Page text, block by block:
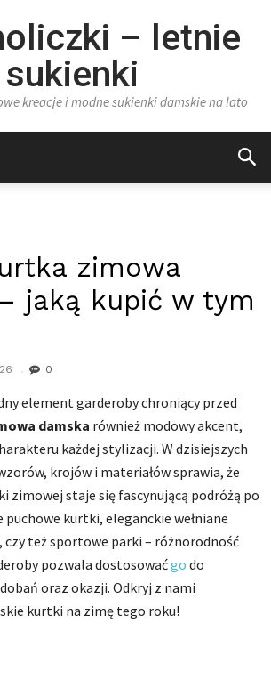
– letnie
sukienki
kreacje i modne sukienki damskie na lato
zimowa
jaką kupić w tym
0
element garderoby chroniący przed
damska również modowy akcent,
każdej stylizacji. W dzisiejszych
krojów i materiałów sprawia, że
zimowej staje się fascynującą podróżą po
puchowe kurtki, eleganckie wełniane
, czy też sportowe parki – różnorodność
pozwala dostosowaćgo do
oraz okazji. Odkryj z nami
kurtki na zimę tego roku!